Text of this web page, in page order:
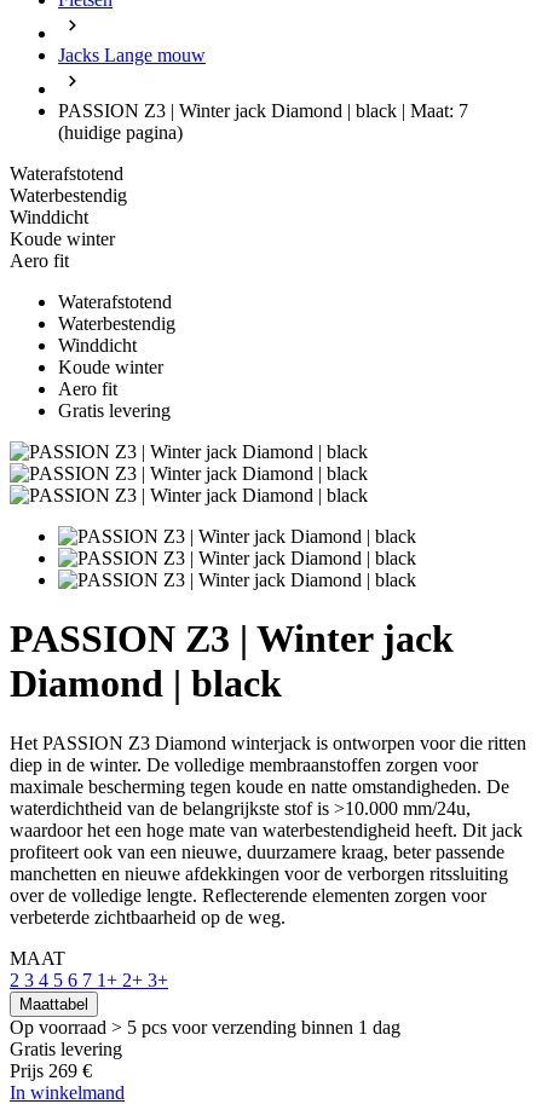
Jacks Lange mouw
PASSION Z3 | Winter jack Diamond | black | Maat: 7
(huidige pagina)
Waterafstotend
Waterbestendig
Winddicht
Koude winter
Aero fit
Waterafstotend
Waterbestendig
Winddicht
Koude winter
Aero fit
Gratis levering
PASSION Z3 | Winter jack
Diamond | black
Het PASSION Z3 Diamond winterjack is ontworpen voor die ritten
diep in de winter. De volledige membraanstoffen zorgen voor
maximale bescherming tegen koude en natte omstandigheden. De
waterdichtheid van de belangrijkste stof is >10.000 mm/24u,
waardoor het een hoge mate van waterbestendigheid heeft. Dit jack
profiteert ook van een nieuwe, duurzamere kraag, beter passende
manchetten en nieuwe afdekkingen voor de verborgen ritssluiting
over de volledige lengte. Reflecterende elementen zorgen voor
verbeterde zichtbaarheid op de weg.
MAAT
2 3 4 5 6 7 1+ 2+ 3+
Maattabel
Op voorraad > 5 pcs voor verzending binnen 1 dag
Gratis levering
Prijs 269 €
In winkelmand